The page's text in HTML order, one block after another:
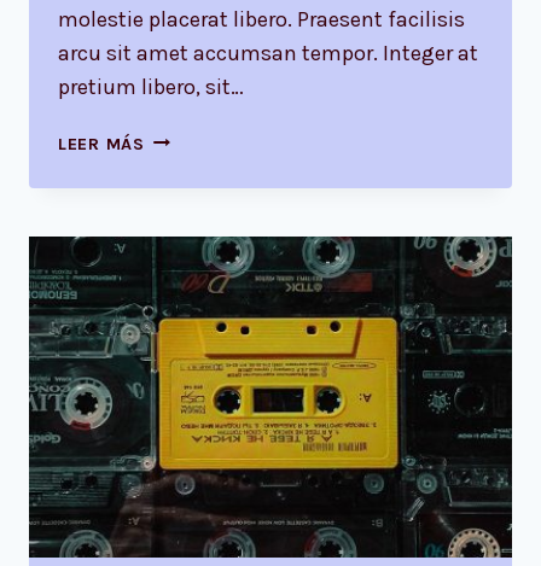
molestie placerat libero. Praesent facilisis
arcu sit amet accumsan tempor. Integer at
pretium libero, sit…
LEER MÁS DESIGN
NOT
WHAT
IT
LOOKS
LIKE
AND
FEELS
LIKE.
DESIGN
IS
HOW
IT
WORKS.